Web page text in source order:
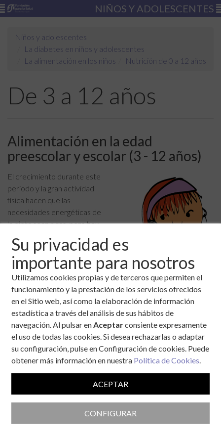
Su privacidad es
importante para nosotros
Utilizamos cookies propias y de terceros que permiten el
funcionamiento y la prestación de los servicios ofrecidos
en el Sitio web, así como la elaboración de información
estadística a través del análisis de sus hábitos de
navegación. Al pulsar enAceptarconsiente expresamente
el uso de todas las cookies. Si desea rechazarlas o adaptar
su configuración, pulse en Configuración de cookies. Puede
obtener más información en nuestra Política de Cookies.
ACEPTAR
CONFIGURAR
NIÑOS Y ADOLESCENTES
Niños y adolescentes
La diabetes en niños y adolescentes
La alimentación en los niños
Nutrición de 0 a 12 años
De 3 a 12 años
Alimentación en la edad
preescolar y escolar (3 - 12 años)
El crecimiento durante este
período y la gran actividad
física hacen que las
necesidades energéticas de
la dieta sean altas, pero hay
que controlar el peso y el
ritmo del crecimiento del
niño.
La comida tiene que ser
variada, es decir hay que
educar a “comer de todo”.
Es importante cuidar el aporte de proteínas de muy buena
calidad, que son necesarias para el crecimiento adecuado.
Muy importante mantener 4-5 comidas diarias, alternando
comidas de mayor aporte energético con algunas más ligeras
(merienda y almuerzo).
Hay que educar a los niños para que adquieren el hábito de
tomar un desayuno completo.
Evitar el abuso de dulces, bollería, “chuches” y refrescos.
Evitar que los alimentos sean percibidos por el niño como un